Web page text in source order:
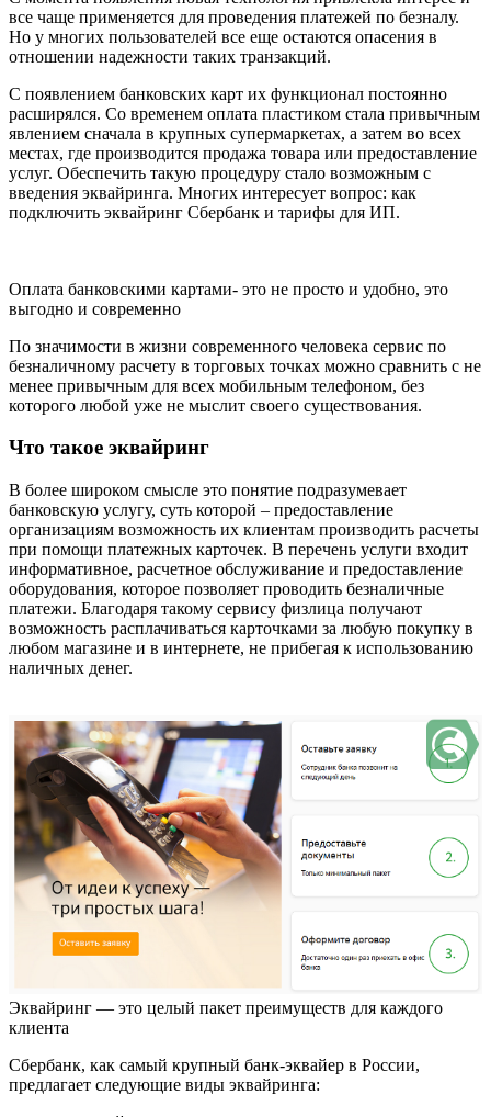
все чаще применяется для проведения платежей по безналу.
Но у многих пользователей все еще остаются опасения в
отношении надежности таких транзакций.
С появлением банковских карт их функционал постоянно
расширялся. Со временем оплата пластиком стала привычным
явлением сначала в крупных супермаркетах, а затем во всех
местах, где производится продажа товара или предоставление
услуг. Обеспечить такую процедуру стало возможным с
введения эквайринга. Многих интересует вопрос: как
подключить эквайринг Сбербанк и тарифы для ИП.
Оплата банковскими картами- это не просто и удобно, это
выгодно и современно
По значимости в жизни современного человека сервис по
безналичному расчету в торговых точках можно сравнить с не
менее привычным для всех мобильным телефоном, без
которого любой уже не мыслит своего существования.
Что такое эквайринг
В более широком смысле это понятие подразумевает
банковскую услугу, суть которой – предоставление
организациям возможность их клиентам производить расчеты
при помощи платежных карточек. В перечень услуги входит
информативное, расчетное обслуживание и предоставление
оборудования, которое позволяет проводить безналичные
платежи. Благодаря такому сервису физлица получают
возможность расплачиваться карточками за любую покупку в
любом магазине и в интернете, не прибегая к использованию
наличных денег.
Эквайринг — это целый пакет преимуществ для каждого
клиента
Сбербанк, как самый крупный банк-эквайер в России,
предлагает следующие виды эквайринга: